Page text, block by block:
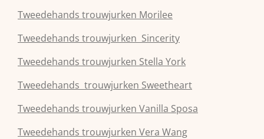
Tweedehands trouwjurken Morilee
Tweedehands trouwjurken Sincerity
Tweedehands trouwjurken Stella York
Tweedehands trouwjurken Sweetheart
Tweedehands trouwjurken Vanilla Sposa
Tweedehands trouwjurken Vera Wang